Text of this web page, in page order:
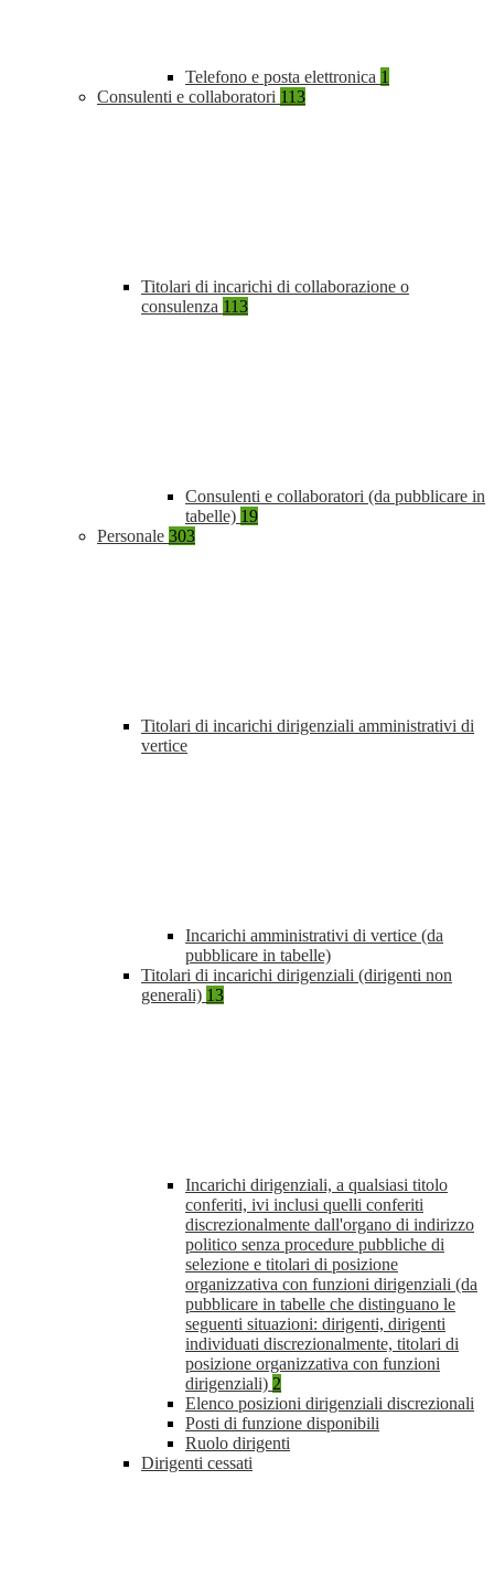
Telefono e posta elettronica 1
Consulenti e collaboratori 113
Titolari di incarichi di collaborazione o
consulenza 113
Consulenti e collaboratori (da pubblicare in
tabelle) 19
Personale 303
Titolari di incarichi dirigenziali amministrativi di
vertice
Incarichi amministrativi di vertice (da
pubblicare in tabelle)
Titolari di incarichi dirigenziali (dirigenti non
generali) 13
Incarichi dirigenziali, a qualsiasi titolo
conferiti, ivi inclusi quelli conferiti
discrezionalmente dall'organo di indirizzo
politico senza procedure pubbliche di
selezione e titolari di posizione
organizzativa con funzioni dirigenziali (da
pubblicare in tabelle che distinguano le
seguenti situazioni: dirigenti, dirigenti
individuati discrezionalmente, titolari di
posizione organizzativa con funzioni
dirigenziali) 2
Elenco posizioni dirigenziali discrezionali
Posti di funzione disponibili
Ruolo dirigenti
Dirigenti cessati